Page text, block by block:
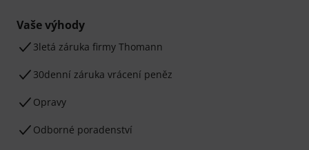
Vaše výhody
3letá záruka firmy Thomann
30denní záruka vrácení peněz
Opravy
Odborné poradenství